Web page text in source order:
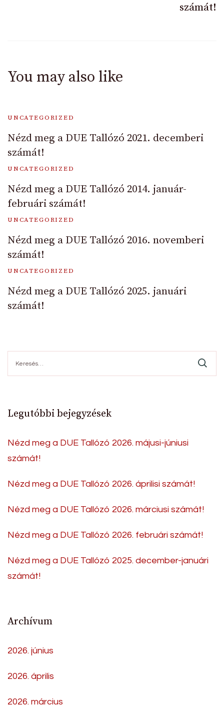
számát!
You may also like
UNCATEGORIZED
Nézd meg a DUE Tallózó 2021. decemberi
számát!
UNCATEGORIZED
Nézd meg a DUE Tallózó 2014. január-
februári számát!
UNCATEGORIZED
Nézd meg a DUE Tallózó 2016. novemberi
számát!
UNCATEGORIZED
Nézd meg a DUE Tallózó 2025. januári
számát!
Legutóbbi bejegyzések
Nézd meg a DUE Tallózó 2026. májusi-júniusi
számát!
Nézd meg a DUE Tallózó 2026. áprilisi számát!
Nézd meg a DUE Tallózó 2026. márciusi számát!
Nézd meg a DUE Tallózó 2026. februári számát!
Nézd meg a DUE Tallózó 2025. december-januári
számát!
Archívum
2026. június
2026. április
2026. március